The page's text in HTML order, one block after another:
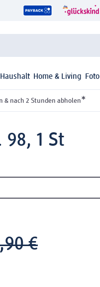
Haushalt Home & Living Foto
& nach 2 Stunden abholen*
1 St
€